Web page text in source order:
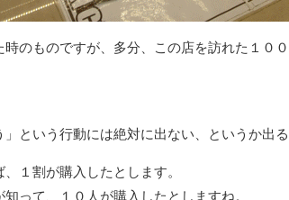
のものですが、多分、この店を訪れた１０
という行動には絶対に出ない、というか出る
１割が購入したとします。
って、１０人が購入したとしますね。